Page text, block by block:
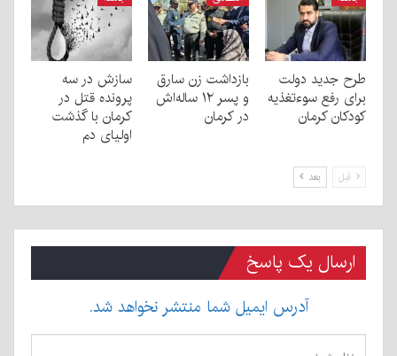
طرح جدید دولت
برای رفع سوءتغذیه
کودکان کرمان
بازداشت زن سارق
و پسر ۱۲ ساله‌اش
در کرمان
سازش در سه
پرونده قتل در
کرمان با گذشت
اولیای دم
قبل بعد
ارسال یک پاسخ
آدرس ایمیل شما منتشر نخواهد شد.